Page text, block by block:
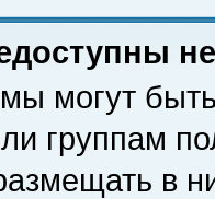
могут
группам
в